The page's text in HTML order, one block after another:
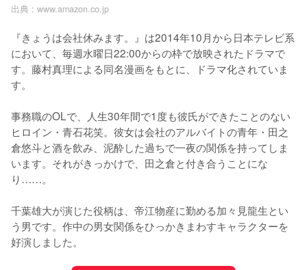
出典 : www.amazon.co.jp
『きょうは会社休みます。』は2014年10月から日本テレビ系
において、毎週水曜日22:00からの枠で放映されたドラマで
す。藤村真理による同名漫画をもとに、ドラマ化されていま
す。
事務職のOLで、人生30年間で1度も彼氏ができたことのない
ヒロイン・青石花笑。彼女は会社のアルバイトの青年・田之
倉悠斗と酒を飲み、泥酔した過ちで一夜の関係を持ってしま
います。それがきっかけで、田之倉と付き合うことにな
り……。
千葉雄大が演じた役柄は、帝江物産に勤める加々見龍生とい
う男です。作中の男女関係をひっかきまわすキャラクターを
好演しました。